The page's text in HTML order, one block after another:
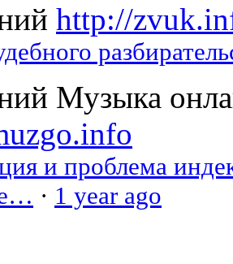
http://
Музыка
и проблема
· 1 year ago